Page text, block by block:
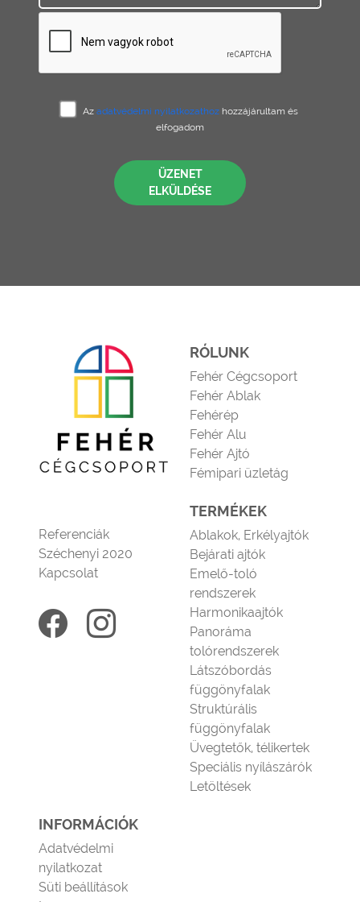
Az adatvédelmi nyilatkozathoz hozzájárultam és
elfogadom
ÜZENET
ELKÜLDÉSE
RÓLUNK
Fehér Cégcsoport
Fehér Ablak
Fehérép
Fehér Alu
Fehér Ajtó
Fémipari üzletág
Referenciák
Széchenyi 2020
Kapcsolat
TERMÉKEK
Ablakok, Erkélyajtók
Bejárati ajtók
Emelő-toló
rendszerek
Harmonikaajtók
Panoráma
tolórendszerek
Látszóbordás
függönyfalak
Struktúrális
függönyfalak
Üvegtetők, télikertek
Speciális nyílászárók
Letöltések
INFORMÁCIÓK
Adatvédelmi
nyilatkozat
Süti beállítások